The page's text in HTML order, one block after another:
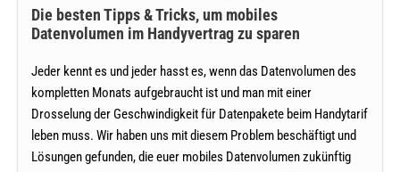
zu
Die besten Tipps & Tricks, um mobiles
Datenvolumen im Handyvertrag zu sparen
Jeder kennt es und jeder hasst es, wenn das Datenvolumen des
kompletten Monats aufgebraucht ist und man mit einer
Drosselung der Geschwindigkeit für Datenpakete beim Handytarif
leben muss. Wir haben uns mit diesem Problem beschäftigt und
Lösungen gefunden, die euer mobiles Datenvolumen zukünftig